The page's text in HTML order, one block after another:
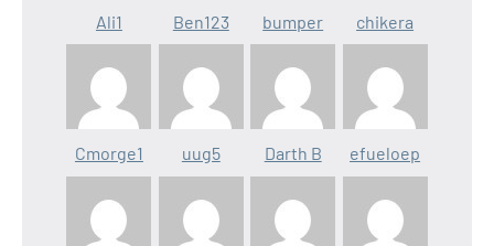
Ali1 Ben123 bumper chikera
Cmorge1 uug5 Darth B efueloep